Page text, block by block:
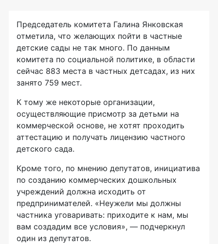
Председатель комитета Галина Янковская
отметила, что желающих пойти в частные
детские сады не так много. По данным
комитета по социальной политике, в области
сейчас 883 места в частных детсадах, из них
занято 759 мест.
К тому же некоторые организации,
осуществляющие присмотр за детьми на
коммерческой основе, не хотят проходить
аттестацию и получать лицензию частного
детского сада.
Кроме того, по мнению депутатов, инициатива
по созданию коммерческих дошкольных
учреждений должна исходить от
предпринимателей. «Неужели мы должны
частника уговаривать: приходите к нам, мы
вам создадим все условия», — подчеркнул
один из депутатов.